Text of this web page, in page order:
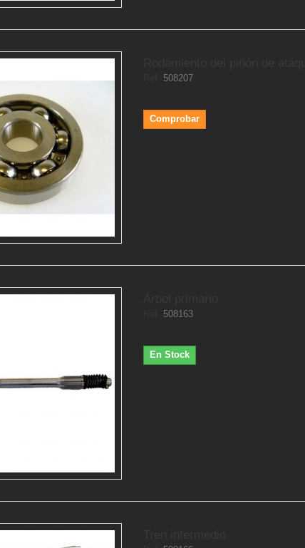
508207
Comprobar
508163
En Stock